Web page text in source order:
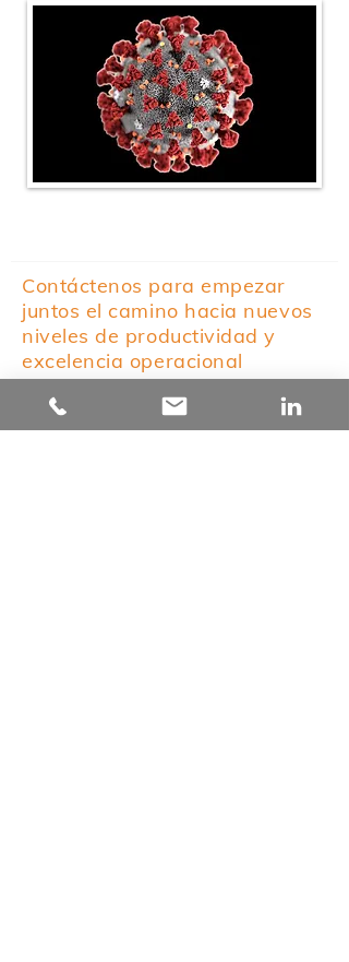
Contáctenos para empezar
juntos el camino hacia nuevos
niveles de productividad y
excelencia operacional